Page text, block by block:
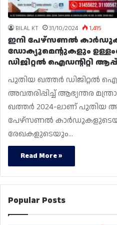
BILAL KT 31/10/2024 1,415
ഇനി പേഴ്‌സണൽ
ഡോക്യൂമെന്റുകളും
ഡിജിറ്റൽ ഐഡന്റിറ്റി
പുതിയ ഖത്തർ ഡിജിറ്റൽ
അവതരിപ്പിച്ച് ആഭ്യന്തര
ഖത്തർ 2024-ലാണ് പുതിയ
പേഴ്‌സണൽ കാർഡുകളുടെയും
രേഖകളുടെയും…
Read More »
Popular Posts